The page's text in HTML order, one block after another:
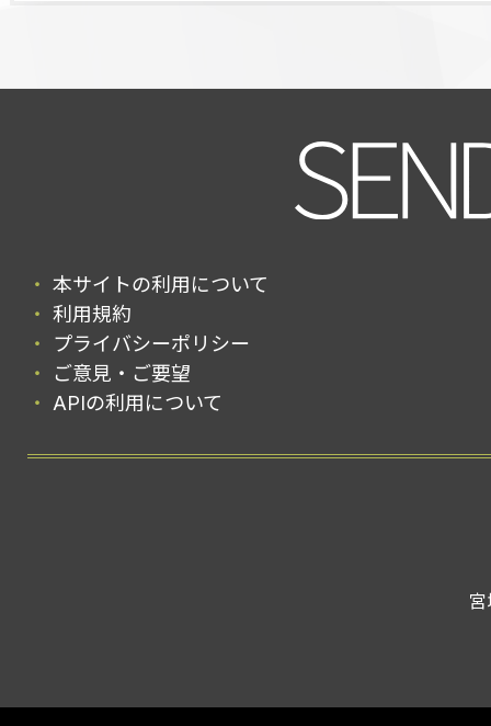
本サイトの利用について
利用規約
プライバシーポリシー
ご意見・ご要望
APIの利用について